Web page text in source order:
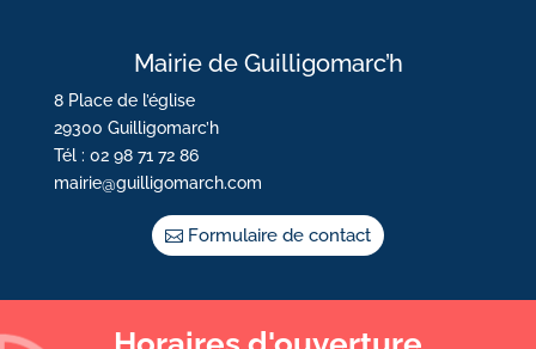
Mairie de Guilligomarc’h
8 Place de l’église
29300 Guilligomarc’h
Tél : 02 98 71 72 86
mairie@guilligomarch.com
Formulaire de contact